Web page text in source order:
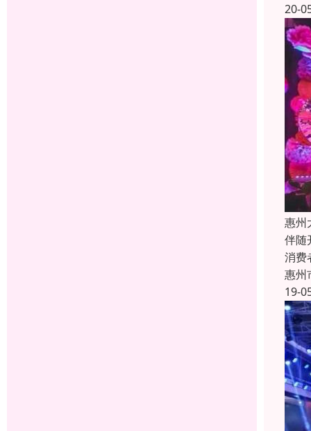
20-
惠州
伴随
消费
惠州
19-